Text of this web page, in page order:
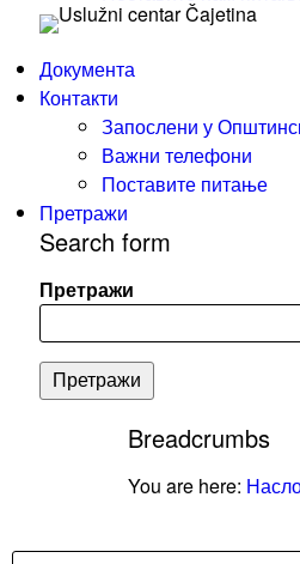
Документа
Контакти
Запослени у
Важни телефони
Поставите питање
Претражи
Search form
Претражи
Breadcrumbs
You are here: